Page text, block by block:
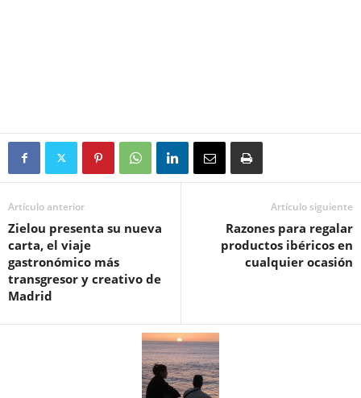
Artículo anterior
Zielou presenta su nueva
carta, el viaje
gastronómico más
transgresor y creativo de
Madrid
Artículo siguiente
Razones para regalar
productos ibéricos en
cualquier ocasión